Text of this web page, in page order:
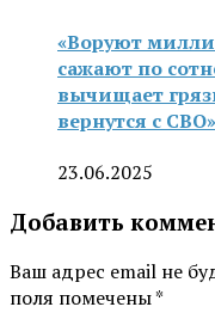
«Воруют
сажают по
вычищает
вернутся с СВО»
23.06.2025
Добавить
Ваш адрес email не
поля помечены*